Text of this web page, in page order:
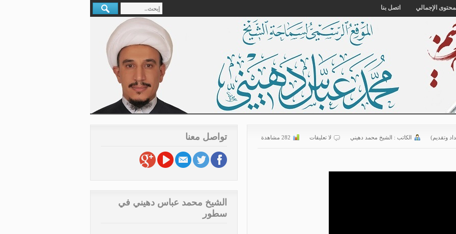
الإجمالي اتصل بنا
وتقديم) الكاتب : الشیخ محمد دهیني لا تعليقات 282 مشاهدة تواصل معنا
الشيخ محمد عباس دهيني في
سطور